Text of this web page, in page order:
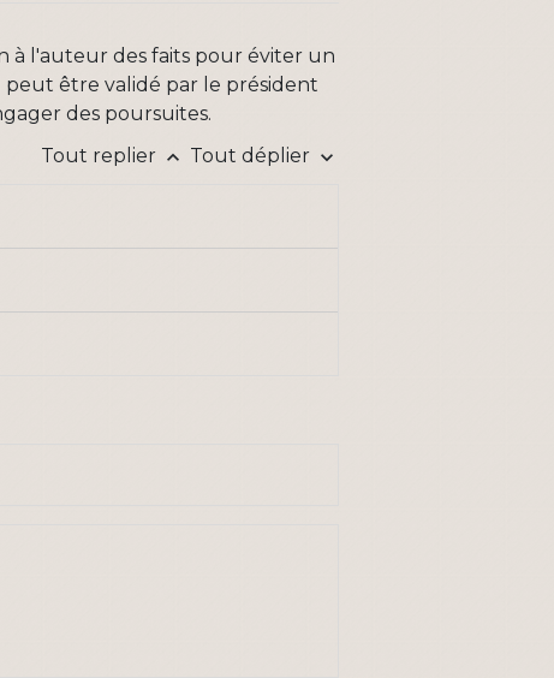
à l'auteur des faits pour éviter un
peut être validé par le président
des poursuites.
Tout replier keyboard_arrow_up Tout déplier keyboard_arrow_down